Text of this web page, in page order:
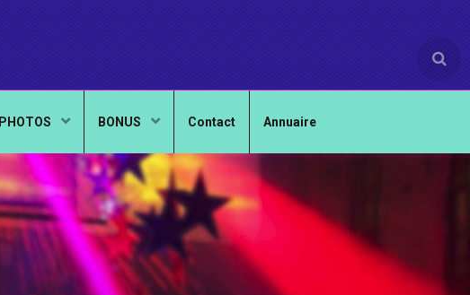
PHOTOS BONUS Contact Annuaire